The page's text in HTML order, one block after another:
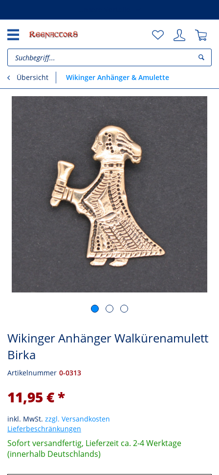
Übersicht Wikinger Anhänger & Amulette
Wikinger Anhänger Walkürenamulett
Birka
Artikelnummer 0-0313
11,95 € *
inkl. MwSt. zzgl. Versandkosten
Lieferbeschränkungen
Sofort versandfertig, Lieferzeit ca. 2-4 Werktage
(innerhalb Deutschlands)